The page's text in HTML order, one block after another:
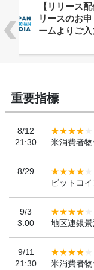
重要指標
8/12
21:30
米消費者
8/29
ビットコ
9/3
3:00
地区連銀景
9/11
21:30
米消費者